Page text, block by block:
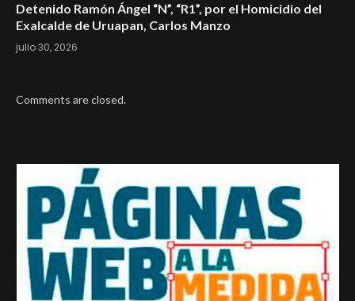
Detenido Ramón Ángel “N”, “R1”, por el Homicidio del
Exalcalde de Uruapan, Carlos Manzo
julio 30, 2026
Comments are closed.